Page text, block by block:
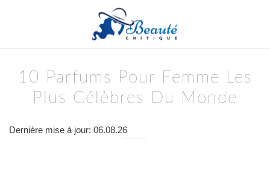
10 Parfums Pour Femme Les
Plus Célèbres Du Monde
Dernière mise à jour: 06.08.26